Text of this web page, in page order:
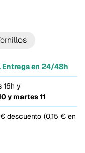
en 24/48h
16h y
y martes 11
descuento (0,15 € en